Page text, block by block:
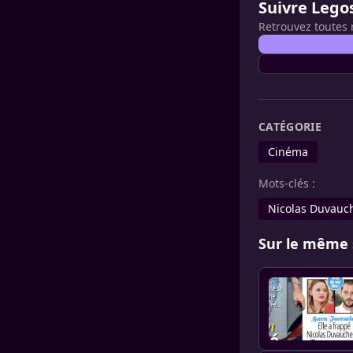
Suivre
Retrouvez toutes
CATÉGORIE
Cinéma
Mots-clés :
Nicolas
Sur le